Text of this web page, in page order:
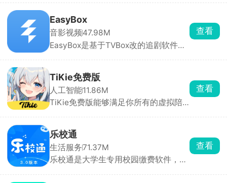
点开就能一对一私聊。也可以自定义创
建专属AI，从零打造专属虚拟伴侣，所
有互动剧情全由你掌控。
EasyBox
音影视频47.98M
EasyBox是基于TVBox改的追剧软件，
线路超方便，高清蓝光随便看，还能投
屏、离线下载。找剧快、更新及时，追
剧党必备。
查看
TiKie免费版
人工智能11.86M
TiKie免费版能够满足你所有的虚拟陪
角色都拥有独特的外貌、性格和聊天风
格，能根据设定与对话内容做出符合人
设的回应，代入感极强。聊天支持文
字、语音输入，也可直接选择AI生成的
查看
乐校通
生活服务71.37M
乐校通是大学生专用校园缴费软件，洗
查看